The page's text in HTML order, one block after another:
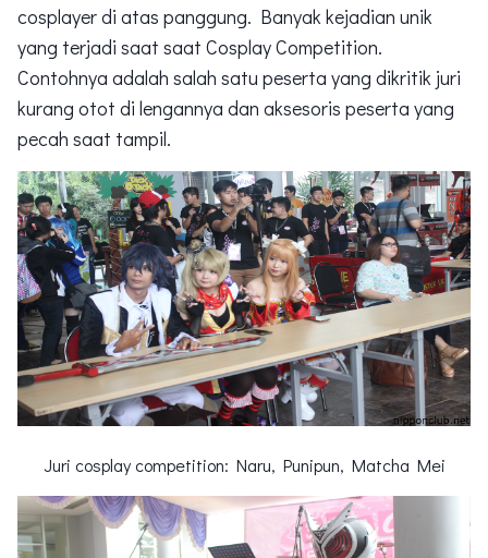
cosplayer di atas panggung. Banyak kejadian unik
yang terjadi saat saat Cosplay Competition.
Contohnya adalah salah satu peserta yang dikritik juri
kurang otot di lengannya dan aksesoris peserta yang
pecah saat tampil.
Juri cosplay competition: Naru, Punipun, Matcha Mei